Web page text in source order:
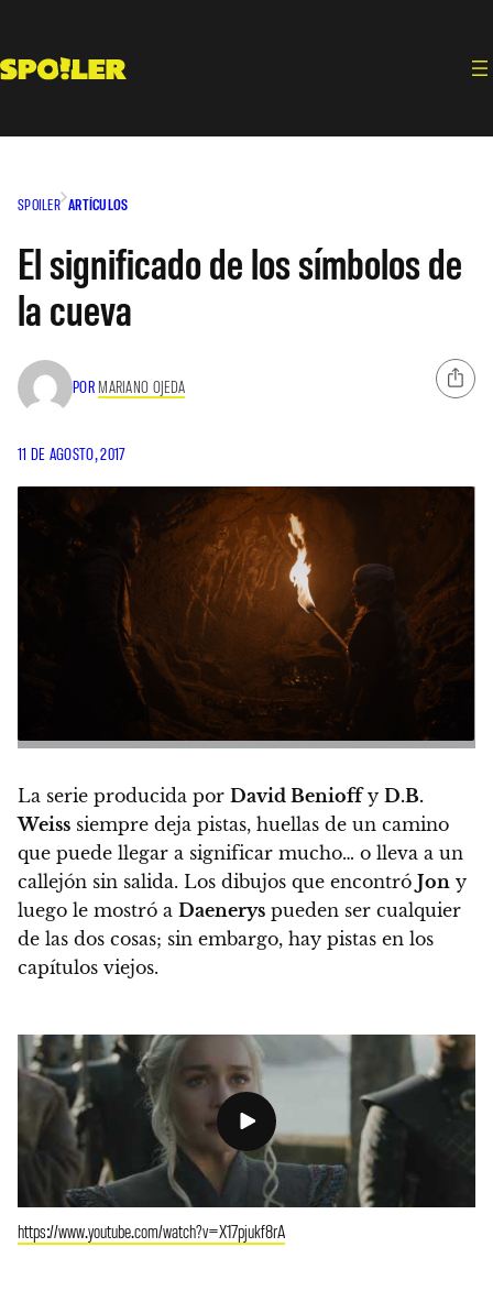
contenido
SPOILER ARTÍCULOS
El significado de los símbolos de
la cueva
POR MARIANO OJEDA
11 DE AGOSTO, 2017
La serie producida por David Benioffy D.B.
Weiss siempre deja pistas, huellas de un camino
que puede llegar a significar mucho… o lleva a un
callejón sin salida. Los dibujos que encontró Jon y
luego le mostró a Daenerys pueden ser cualquier
de las dos cosas; sin embargo, hay pistas en los
capítulos viejos.
https://www.youtube.com/watch?v=X17pjukf8rA